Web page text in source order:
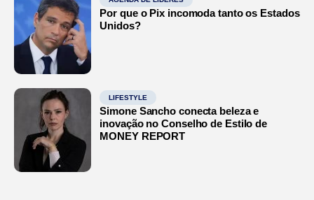
Por que o Pix incomoda tanto os Estados
Unidos?
LIFESTYLE
Simone Sancho conecta beleza e
inovação no Conselho de Estilo de
MONEY REPORT